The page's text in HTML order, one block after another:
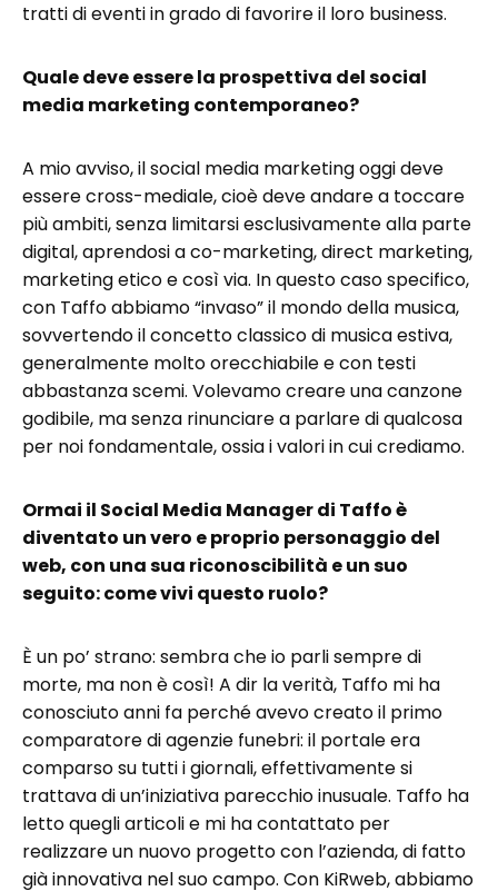
tratti di eventi in grado di favorire il loro business.
Quale deve essere la prospettiva del social
media marketing contemporaneo?
A mio avviso, il social media marketing oggi deve
essere cross-mediale, cioè deve andare a toccare
più ambiti, senza limitarsi esclusivamente alla parte
digital, aprendosi a co-marketing, direct marketing,
marketing etico e così via. In questo caso specifico,
con Taffo abbiamo “invaso” il mondo della musica,
sovvertendo il concetto classico di musica estiva,
generalmente molto orecchiabile e con testi
abbastanza scemi. Volevamo creare una canzone
godibile, ma senza rinunciare a parlare di qualcosa
per noi fondamentale, ossia i valori in cui crediamo.
Ormai il Social Media Manager di Taffo è
diventato un vero e proprio personaggio del
web, con una sua riconoscibilità e un suo
seguito: come vivi questo ruolo?
È un po’ strano: sembra che io parli sempre di
morte, ma non è così! A dir la verità, Taffo mi ha
conosciuto anni fa perché avevo creato il primo
comparatore di agenzie funebri: il portale era
comparso su tutti i giornali, effettivamente si
trattava di un’iniziativa parecchio inusuale. Taffo ha
letto quegli articoli e mi ha contattato per
realizzare un nuovo progetto con l’azienda, di fatto
già innovativa nel suo campo. Con KiRweb, abbiamo